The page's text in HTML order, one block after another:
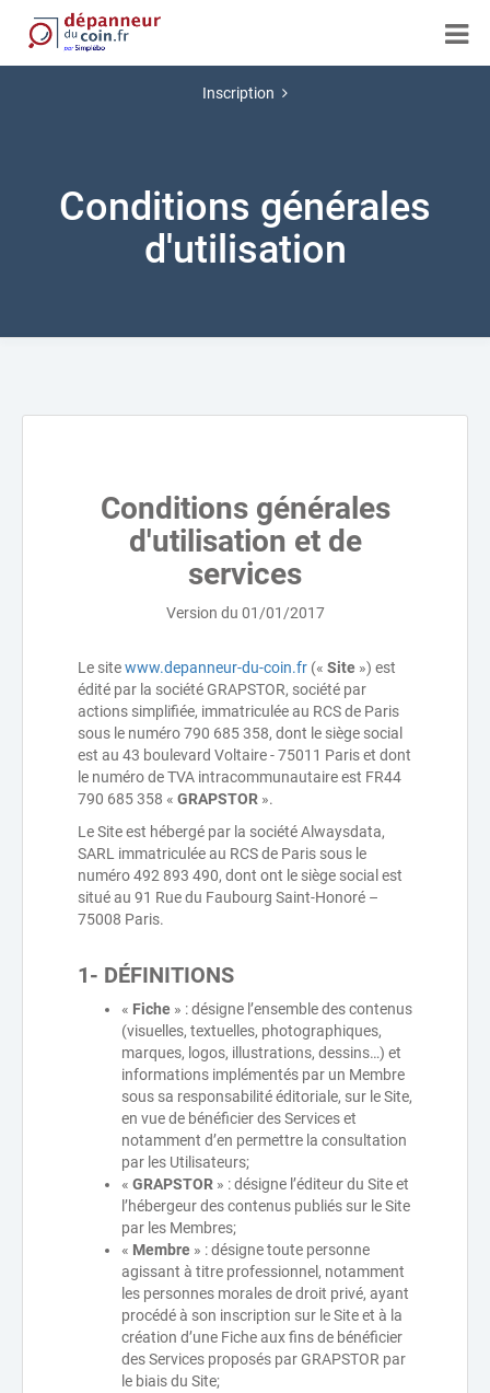
Inscription
Conditions générales
d'utilisation
Conditions générales
d'utilisation et de
services
Version du 01/01/2017
Le sitewww.depanneur-du-coin.fr (« Site ») est
édité par la société GRAPSTOR, société par
actions simplifiée, immatriculée au RCS de Paris
sous le numéro 790 685 358, dont le siège social
est au 43 boulevard Voltaire - 75011 Paris et dont
le numéro de TVA intracommunautaire est FR44
790 685 358 « GRAPSTOR ».
Le Site est hébergé par la société Alwaysdata,
SARL immatriculée au RCS de Paris sous le
numéro 492 893 490, dont ont le siège social est
situé au 91 Rue du Faubourg Saint-Honoré –
75008 Paris.
1- DÉFINITIONS
« Fiche » : désigne l’ensemble des contenus
(visuelles, textuelles, photographiques,
marques, logos, illustrations, dessins…) et
informations implémentés par un Membre
sous sa responsabilité éditoriale, sur le Site,
en vue de bénéficier des Services et
notamment d’en permettre la consultation
par les Utilisateurs;
« GRAPSTOR » : désigne l’éditeur du Site et
l’hébergeur des contenus publiés sur le Site
par les Membres;
« Membre » : désigne toute personne
agissant à titre professionnel, notamment
les personnes morales de droit privé, ayant
procédé à son inscription sur le Site et à la
création d’une Fiche aux fins de bénéficier
des Services proposés par GRAPSTOR par
le biais du Site;